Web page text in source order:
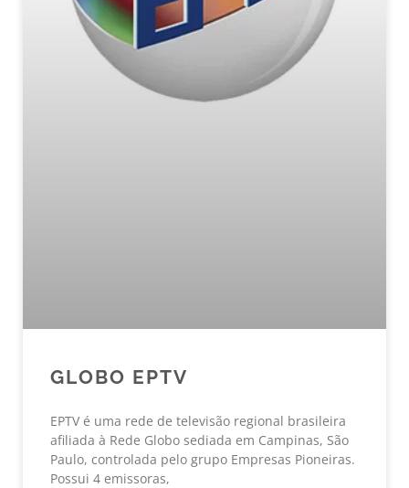
GLOBO EPTV
EPTV é uma rede de televisão regional brasileira
afiliada à Rede Globo sediada em Campinas, São
Paulo, controlada pelo grupo Empresas Pioneiras.
Possui 4 emissoras,